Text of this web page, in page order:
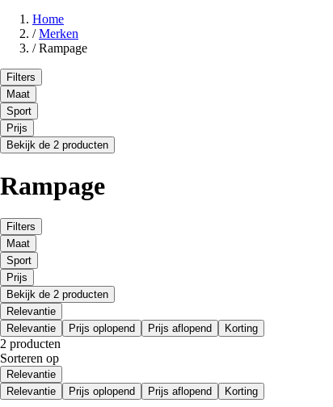
Home
/ Merken
/ Rampage
Filters
Maat
Sport
Prijs
Bekijk de 2 producten
Rampage
Filters
Maat
Sport
Prijs
Bekijk de 2 producten
Relevantie
Relevantie
Prijs oplopend Prijs aflopend Korting
2 producten
Sorteren op
Relevantie
Relevantie
Prijs oplopend Prijs aflopend Korting